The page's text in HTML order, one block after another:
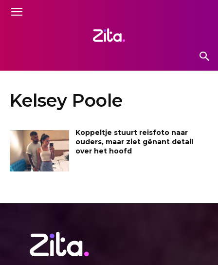
Kelsey Poole
Koppeltje stuurt reisfoto naar
ouders, maar ziet gênant detail
over het hoofd